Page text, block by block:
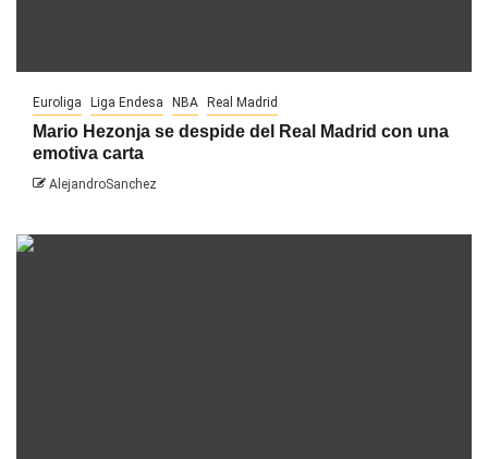
Euroliga Liga Endesa NBA Real Madrid
Mario Hezonja se despide del Real Madrid con una
emotiva carta
AlejandroSanchez